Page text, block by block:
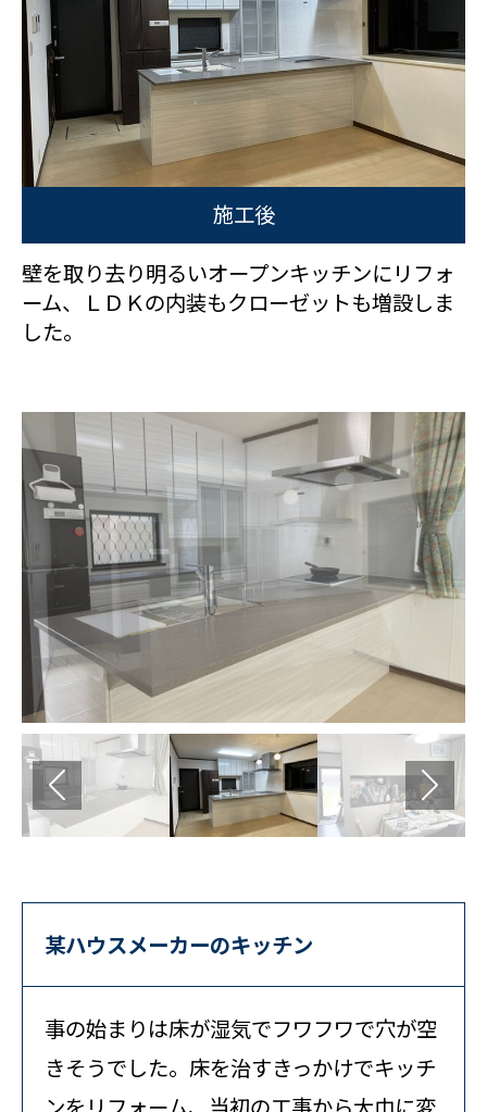
施工後
壁を取り去り明るいオープンキッチンにリフォ
ーム、ＬＤＫの内装もクローゼットも増設しま
した。
某ハウスメーカーのキッチン
事の始まりは床が湿気でフワフワで穴が空
きそうでした。床を治すきっかけでキッチ